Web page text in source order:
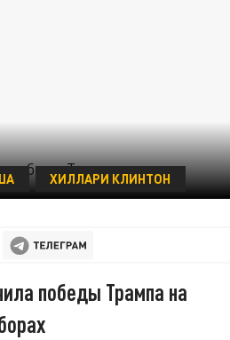
ХИЛЛАРИ КЛИНТОН
победы Трампа на